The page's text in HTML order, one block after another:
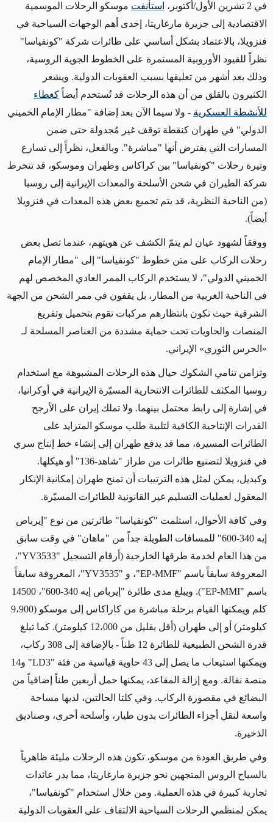
في 2 تشرين الأول/أكتوبر، استأنفت موسكو الرحلات الموسمية
الاقتصادية إلى جزيرة مارغاريتا، إحدى أهم الوجهات السياحية في
فنزويلا، بالاعتماد بشكل أساسي على طائرات شركة "كونفياسا"
نظراً للقيود الأوروبية المستمرة على الخطوط الجوية الروسية،
وذلك بعد أشهر من تعليقها بسبب العقوبات الدولية. ويشعر
الكثيرون بالقلق من أن هذه الرحلات قد تُستخدم أيضاً كغطاء
للأنشطة العسكرية - ولا سيما الآن بعد إضافة "مطار الإمام الخميني
الدولي" في طهران كنقطة توقف غير مُجدولة حتى ضمن
المسارات التي يفترض أنها "مباشرة". وبالفعل، نظراً إلى تسارع
وتيرة رحلات "كونفياسا" بين كراكاس وطهران وموسكو، قد تنخرط
شركة الطيران في شحن الأسلحة والمعدات الإيرانية إلى روسيا
(من الناحية النظرية، قد يتم تجميع بعض هذه المعدات في فنزويلا
أيضاً).
ووفقاً لشهود عيان لم يتمّ الكشف عن هويتهم، عندما تصل بعض
رحلات الركاب على متن خطوط "كونفياسا" إلى "مطار الإمام
الخميني الدولي"، لا يستخدم الركاب الممر العادي المخصص لهم
في الناحية الغربية من المطار، بل يقفون في ممر
الشحن من الجهة
الشرقية حيث تكون بانتظارهم مركبات تقوم بتحميل وتفريغ
المنصات والحاويات تحت حماية مشددة من العناصر المسلحة لـ
« الحرس الثوري» الإيراني.
وتزامن تنامي الشكوك حيال هذه الرحلات المشبوهة مع استخدام
روسيا المكثف للطائرات الانتحارية المسيّرة الإيرانية في أوكرانيا،
في إشارة إلى رابط محتمل بينهما. ولا تملك إيران على الأرجح
القدرات الإنتاجية الكافية لتلبية طلب موسكو المتزايد على
الطائرات المسيرة، مما قد يدفع طهران إلى إنشاء خط إنتاج سري
في فنزويلا لتصنيع طائرات من طراز "شاهد-136"
أو هيكلها.
وكبديل، يمكن لمثل هذه الترتيبات أن تمنح طهران إمكانية الإنكار
المعقول لعمليات التسليم غير القانونية للطائرات المسيّرة.
وفي كافة الأحوال، استلمت "كونفياسا" طائرتين من نوع "إيرباص
إيه 340-600" للمسافات الطويلة جداً من "ماهان"
في وقت سابق
من هذا العام لخدمة طرقها الخارجية (أرقام التسجيل "YV3533"،
المعروفة سابقاً باسم "EP-MMF"، و "YV3535"، المعروفة سابقاً
باسم "EP-MMI
")
. ويبلغ مدى طائرة
"إيرباص إيه 340-600"، 14500
كلم ويمكنها القيام برحلة مباشرة من كاراكاس إلى موسكو (9،900
كيلومتر) أو إلى طهران (أقل بقليل من 12،000 كيلومتر)
. كما تبلغ
قدرة الشحن الطبيعية للطائرة
12 طناً - بالإضافة إلى 308 ركاب،
ويمكنها استيعاب ما يصل إلى 43
حاوية قياسية من فئة "LD3" و14
منصة نقالة. ومع إزالة المقاعد، يمكنها حمل أربعين طناً إضافياً من
البضائع في مقصورة الركاب. وفي كلتا الحالتين، لديها مساحة
واسعة لنقل أجزاء الطائرات بدون طيار، وأسلحة أخرى، وصناديق
الذخيرة.
وفي طريق العودة من موسكو، تكون هذه الرحلات مليئة ظاهرياً
بالسياح الروس المتجهين نحو جزيرة مارغاريتا، مما يدر عائدات
تجارية كبيرة في هذه العملية. ومن خلال استخدام "كونفياسا"،
يمكن لمنظمي الرحلات السياحية الالتفاف على العقوبات الدولية